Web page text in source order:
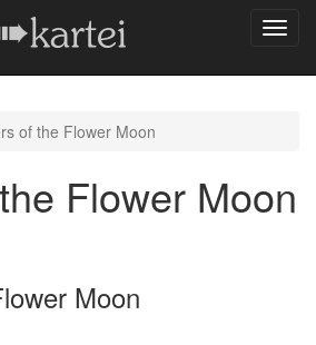
of the Flower Moon
Flower Moon
Moon